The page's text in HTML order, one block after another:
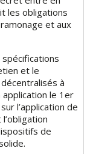
les obligations
et aux
et le
à
le 1er
l’application de
de